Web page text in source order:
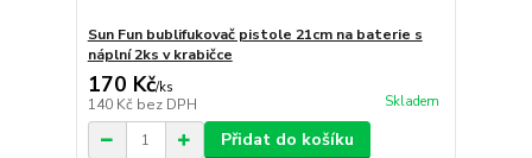
Sun Fun bublifukovač pistole 21cm na baterie s
náplní 2ks v krabičce
170 Kč/ks
140 Kč bez DPH Skladem
Přidat do košíku